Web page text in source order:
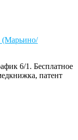
(Марьино/
6/1. Бесплатное
патент